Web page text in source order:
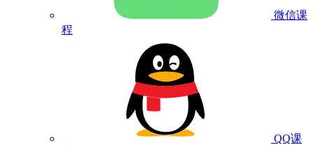
微信课
程
QQ课